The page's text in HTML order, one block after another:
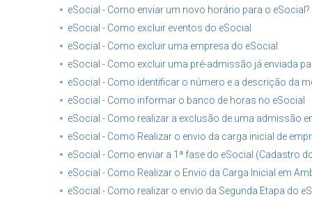
eSocial - Como enviar um novo horário para o eSocial?
eSocial - Como excluir eventos do eSocial
eSocial - Como excluir uma empresa do eSocial
eSocial - Como excluir uma pré-admissão já enviada
eSocial - Como identificar o número e a descrição da
eSocial - Como informar o banco de horas no eSocial
eSocial - Como realizar a exclusão de uma admissão
eSocial - Como Realizar o envio da carga inicial de
eSocial - Como enviar a 1ª fase do eSocial (Cadastro
eSocial - Como Realizar o Envio da Carga Inicial em
eSocial - Como realizar o envio da Segunda Etapa do